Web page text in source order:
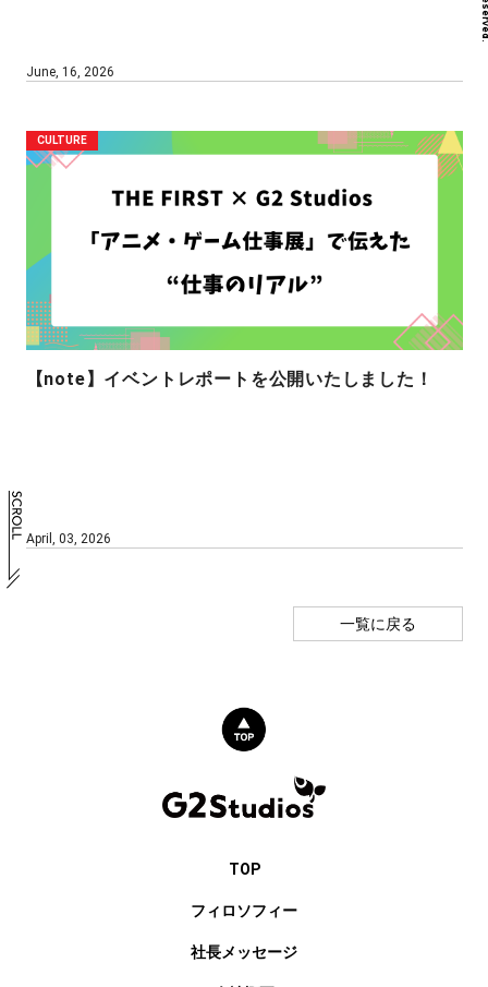
June, 16, 2026
CULTURE
【note】イベントレポートを公開いたしました！
April, 03, 2026
一覧に戻る
TOP
フィロソフィー
社長メッセージ